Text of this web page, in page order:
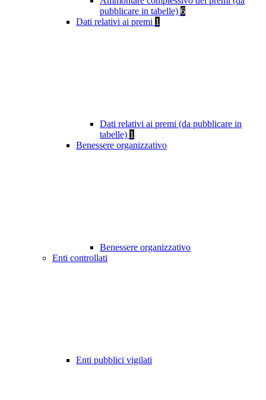
pubblicare in tabelle) 6
Dati relativi ai premi 1
Dati relativi ai premi (da pubblicare in
tabelle) 1
Benessere organizzativo
Benessere organizzativo
Enti controllati
Enti pubblici vigilati